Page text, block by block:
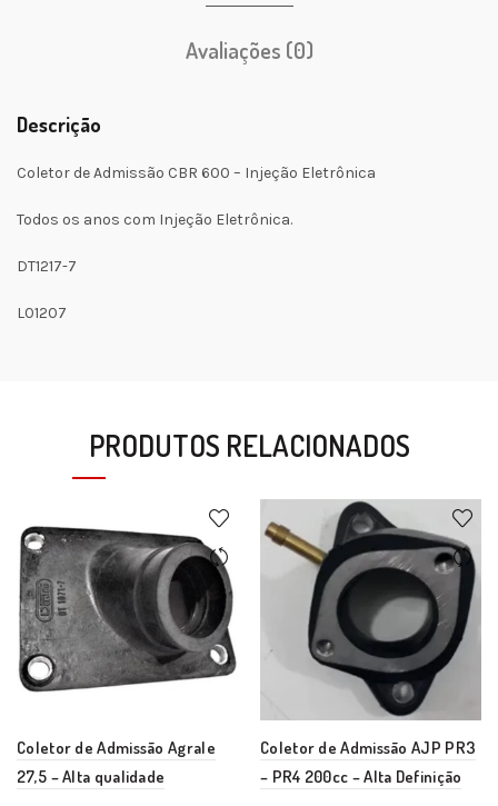
Avaliações (0)
Descrição
Coletor de Admissão CBR 600 – Injeção Eletrônica
Todos os anos com Injeção Eletrônica.
DT1217-7
L01207
PRODUTOS RELACIONADOS
Coletor de Admissão Agrale
27,5 – Alta qualidade
Coletor de Admissão AJP PR3
– PR4 200cc – Alta Definição